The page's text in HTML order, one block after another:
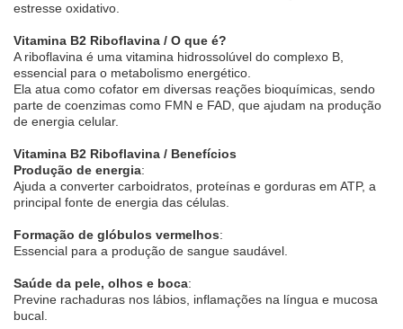
estresse oxidativo.
Vitamina B2 Riboflavina / O que é?
A riboflavina é uma vitamina hidrossolúvel do complexo B,
essencial para o metabolismo energético.
Ela atua como cofator em diversas reações bioquímicas, sendo
parte de coenzimas como FMN e FAD, que ajudam na produção
de energia celular.
Vitamina B2 Riboflavina / Benefícios
Produção de energia:
Ajuda a converter carboidratos, proteínas e gorduras em ATP, a
principal fonte de energia das células.
Formação de glóbulos vermelhos:
Essencial para a produção de sangue saudável.
Saúde da pele, olhos e boca:
Previne rachaduras nos lábios, inflamações na língua e mucosa
bucal.